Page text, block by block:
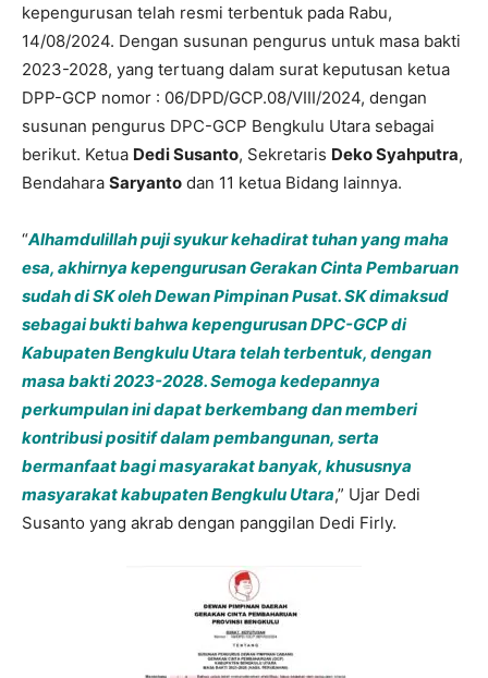
kepengurusan telah resmi terbentuk pada Rabu,
14/08/2024. Dengan susunan pengurus untuk masa bakti
2023-2028, yang tertuang dalam surat keputusan ketua
DPP-GCP nomor : 06/DPD/GCP.08/VIII/2024, dengan
susunan pengurus DPC-GCP Bengkulu Utara sebagai
berikut. Ketua Dedi Susanto, Sekretaris Deko Syahputra,
Bendahara Saryanto dan 11 ketua Bidang lainnya.
“Alhamdulillah puji syukur kehadirat tuhan yang maha
esa, akhirnya kepengurusan Gerakan Cinta Pembaruan
sudah di SK oleh Dewan Pimpinan Pusat. SK dimaksud
sebagai bukti bahwa kepengurusan DPC-GCP di
Kabupaten Bengkulu Utara telah terbentuk, dengan
masa bakti 2023-2028. Semoga kedepannya
perkumpulan ini dapat berkembang dan memberi
kontribusi positif dalam pembangunan, serta
bermanfaat bagi masyarakat banyak, khususnya
masyarakat kabupaten Bengkulu Utara,” Ujar Dedi
Susanto yang akrab dengan panggilan Dedi Firly.